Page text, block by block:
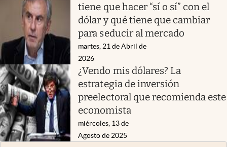
tiene que hacer “sí o sí” con el
dólar y qué tiene que cambiar
para seducir al mercado
martes, 21 de Abril de
2026
¿Vendo mis dólares? La
estrategia de inversión
preelectoral que recomienda este
economista
miércoles, 13 de
Agosto de 2025